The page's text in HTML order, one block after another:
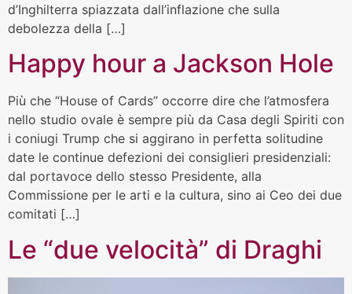
d’Inghilterra spiazzata dall’inflazione che sulla
debolezza della […]
Happy hour a Jackson Hole
Più che “House of Cards” occorre dire che l’atmosfera
nello studio ovale è sempre più da Casa degli Spiriti con
i coniugi Trump che si aggirano in perfetta solitudine
date le continue defezioni dei consiglieri presidenziali:
dal portavoce dello stesso Presidente, alla
Commissione per le arti e la cultura, sino ai Ceo dei due
comitati […]
Le “due velocità” di Draghi